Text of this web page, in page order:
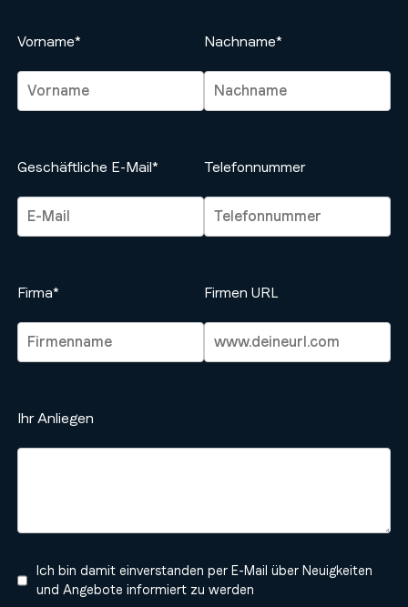
Vorname* Nachname*
Geschäftliche E-Mail* Telefonnummer
Firma* Firmen URL
Ihr Anliegen
Ich bin damit einverstanden per E-Mail über Neuigkeiten
und Angebote informiert zu werden